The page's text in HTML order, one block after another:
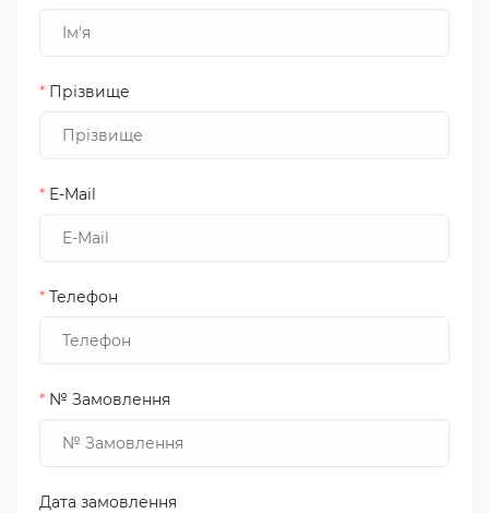
* Прізвище
* E-Mail
* Телефон
* № Замовлення
Дата замовлення